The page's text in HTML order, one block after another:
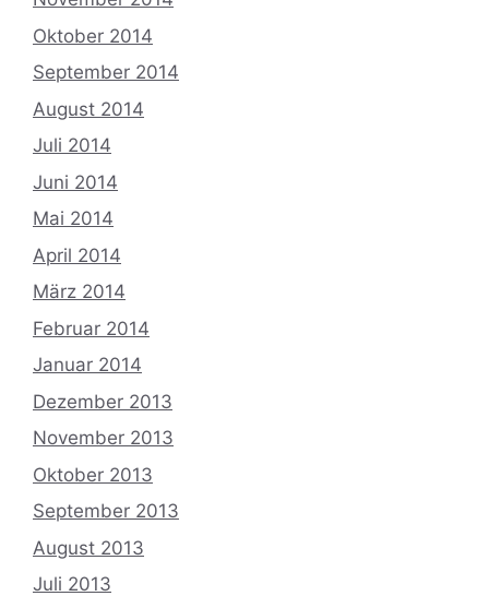
Oktober 2014
September 2014
August 2014
Juli 2014
Juni 2014
Mai 2014
April 2014
März 2014
Februar 2014
Januar 2014
Dezember 2013
November 2013
Oktober 2013
September 2013
August 2013
Juli 2013